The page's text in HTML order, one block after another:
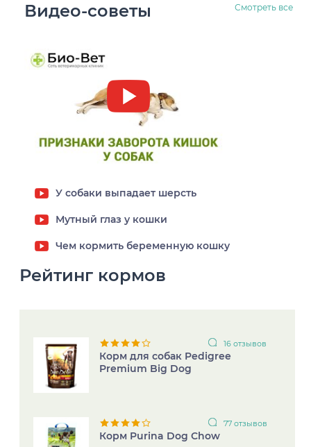
Видео-советы Смотреть все
У собаки выпадает шерсть
Мутный глаз у кошки
Чем кормить беременную кошку
Рейтинг кормов
16 отзывов
Корм для собак Pedigree
Premium Big Dog
77 отзывов
Корм Purina Dog Chow